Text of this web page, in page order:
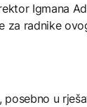
Igmana
za radnike
u